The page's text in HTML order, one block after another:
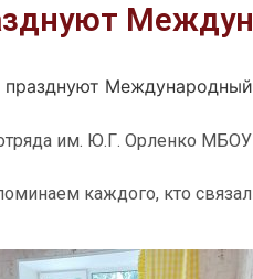
Международный
им. Ю.Г. Орленко
каждого, кто